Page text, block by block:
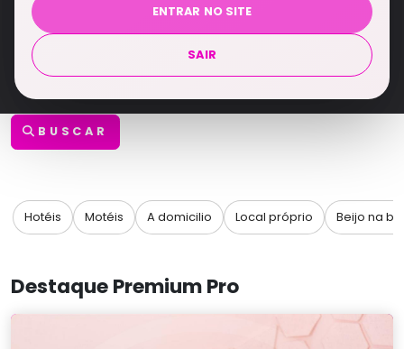
ENTRAR NO SITE
SAIR
Com local
Sexo virtual
BUSCAR
Hotéis Motéis A domicilio Local próprio Beijo na
Destaque Premium Pro